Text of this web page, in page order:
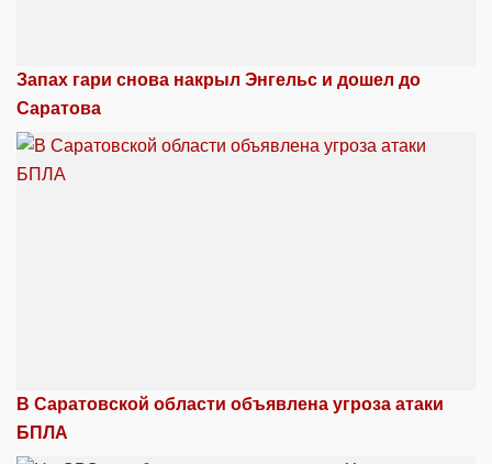
Запах гари снова накрыл Энгельс и дошел до
Саратова
В Саратовской области объявлена угроза атаки
БПЛА